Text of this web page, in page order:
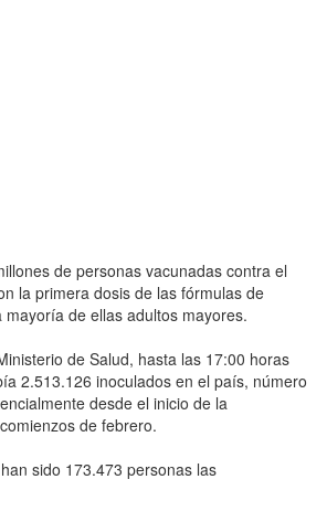
de personas vacunadas contra el
la primera dosis de las fórmulas de
mayoría de ellas adultos mayores.
de Salud, hasta las 17:00 horas
2.513.126 inoculados en el país, número
desde el inicio de la
de febrero.
sido 173.473 personas las